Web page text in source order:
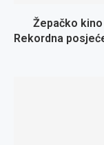
Žepačko
Rekordna